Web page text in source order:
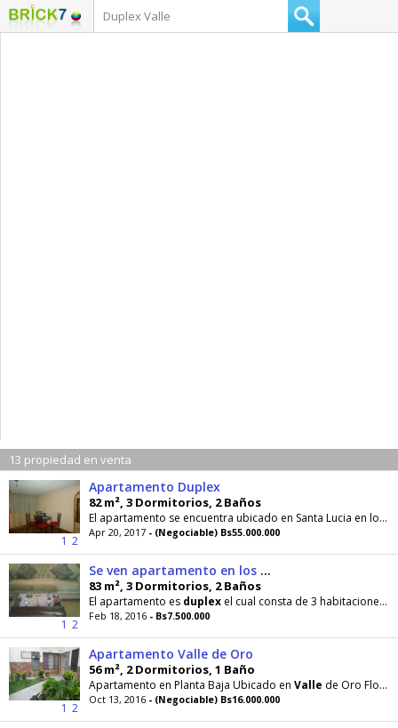
13 propiedad en venta
1 2
Apartamento Duplex
82 m², 3 Dormitorios, 2 Baños
El apartamento se encuentra ubicado en Santa Lucia en los
Apr 20, 2017 - (Negociable) Bs55.000.000
1 2
Se ven apartamento en los Valles del Tuy
83 m², 3 Dormitorios, 2 Baños
El apartamento es duplex el cual consta de 3 habitaciones, 2 baños, sala-comedor y cocina solo pago
Feb 18, 2016 - Bs7.500.000
1 2
Apartamento Valle de Oro
56 m², 2 Dormitorios, 1 Baño
Apartamento en Planta Baja Ubicado en Valle de Oro Flor Amarillo, cocina con tope de granito, baño
Oct 13, 2016 - (Negociable) Bs16.000.000